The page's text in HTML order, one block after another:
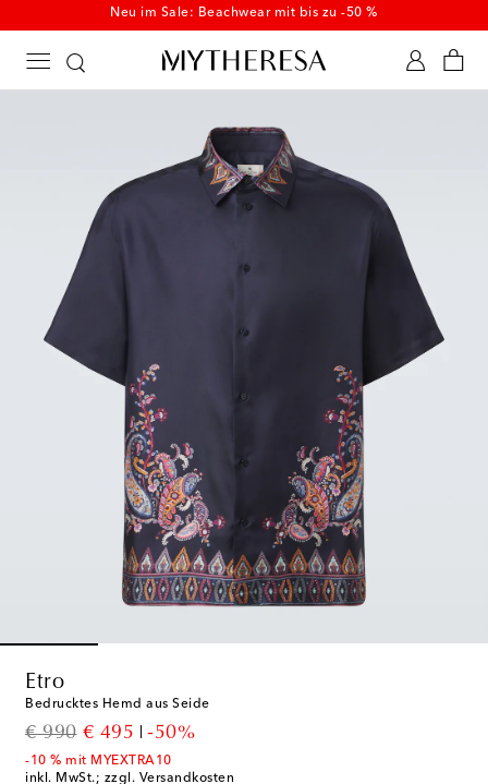
Neu im Sale: Beachwear mit bis zu -50 %
Etro
Bedrucktes Hemd aus Seide
€ 990
original price
€ 495
discount price
-50%
-10 % mit MYEXTRA10
inkl. MwSt.; zzgl. Versandkosten